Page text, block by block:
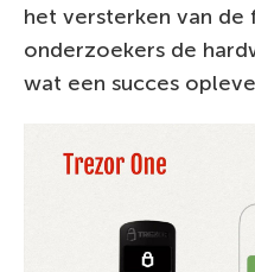
het versterken van
onderzoekers de
wat een succes